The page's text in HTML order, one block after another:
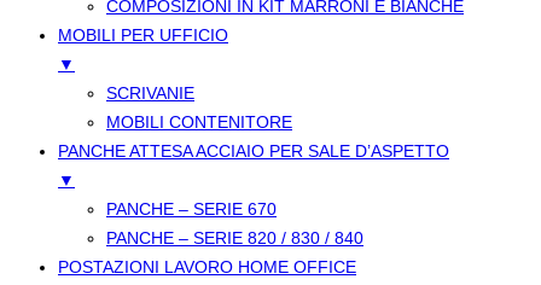
COMPOSIZIONI IN KIT MARRONI E BIANCHE
MOBILI PER UFFICIO
▼
SCRIVANIE
MOBILI CONTENITORE
PANCHE ATTESA ACCIAIO PER SALE D’ASPETTO
▼
PANCHE – SERIE 670
PANCHE – SERIE 820 / 830 / 840
POSTAZIONI LAVORO HOME OFFICE